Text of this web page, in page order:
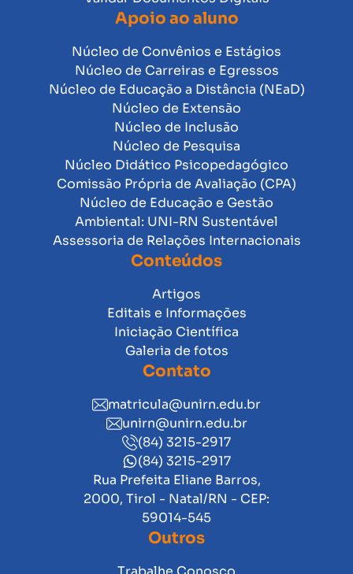
Apoio ao aluno
Núcleo de Convênios e Estágios
Núcleo de Carreiras e Egressos
Núcleo de Educação a Distância (NEaD)
Núcleo de Extensão
Núcleo de Inclusão
Núcleo de Pesquisa
Núcleo Didático Psicopedagógico
Comissão Própria de Avaliação (CPA)
Núcleo de Educação e Gestão
Ambiental: UNI-RN Sustentável
Assessoria de Relações Internacionais
Conteúdos
Artigos
Editais e Informações
Iniciação Científica
Galeria de fotos
Contato
matricula@unirn.edu.br
unirn@unirn.edu.br
(84) 3215-2917
(84) 3215-2917
Rua Prefeita Eliane Barros,
2000, Tirol - Natal/RN - CEP:
59014-545
Outros